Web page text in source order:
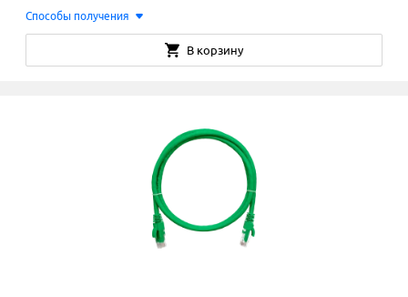
Способы получения
В корзину